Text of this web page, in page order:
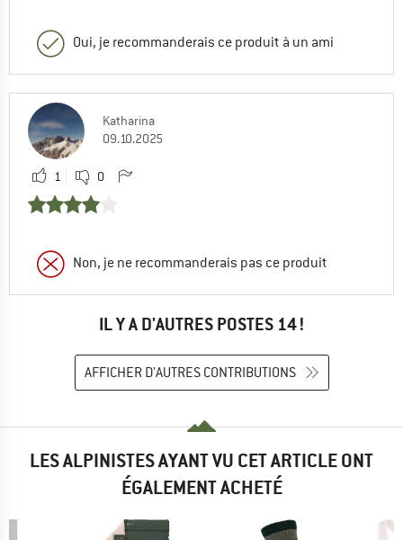
Oui, je recommanderais ce produit à un ami
Katharina
09.10.2025
1 0
Non, je ne recommanderais pas ce produit
IL Y A D'AUTRES POSTES 14 !
AFFICHER D'AUTRES CONTRIBUTIONS
LES ALPINISTES AYANT VU CET ARTICLE ONT
ÉGALEMENT ACHETÉ